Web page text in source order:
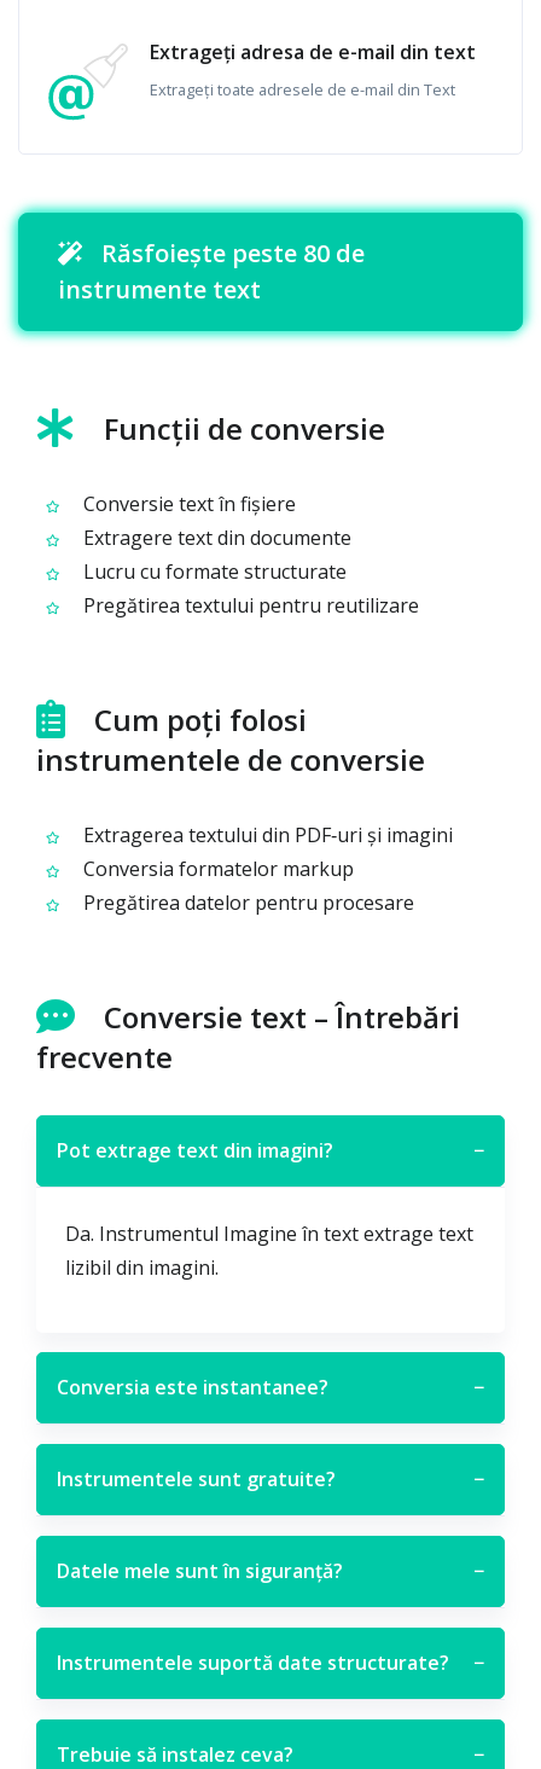
Extrageți adresa de e-mail din text
Extrageți toate adresele de e-mail din Text
Răsfoiește peste 80 de
instrumente text
Funcții de conversie
Conversie text în fișiere
Extragere text din documente
Lucru cu formate structurate
Pregătirea textului pentru reutilizare
Cum poți folosi
instrumentele de conversie
Extragerea textului din PDF‑uri și imagini
Conversia formatelor markup
Pregătirea datelor pentru procesare
Conversie text – Întrebări
frecvente
Pot extrage text din imagini? −
Da. Instrumentul Imagine în text extrage text
lizibil din imagini.
Conversia este instantanee? −
Instrumentele sunt gratuite? −
Datele mele sunt în siguranță? −
Instrumentele suportă date structurate? −
Trebuie să instalez ceva? −